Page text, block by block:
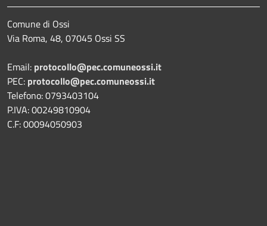
Comune di Ossi
Via Roma, 48, 07045 Ossi SS
Email: protocollo@pec.comuneossi.it
PEC: protocollo@pec.comuneossi.it
Telefono: 0793403104
P.IVA: 00249810904
C.F: 00094050903